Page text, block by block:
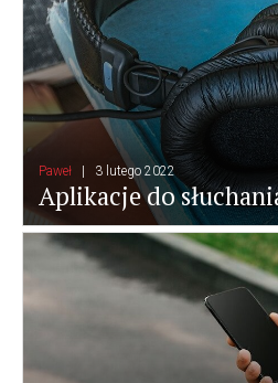
Paweł 3 lutego 2022
Aplikacje do